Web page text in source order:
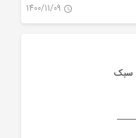
1400/11/09
تنباکو
سبک